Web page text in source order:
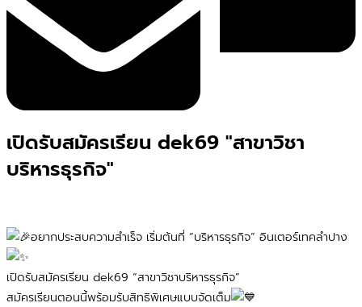
เปิดรับสมัครเรียน dek69 "สาขาวิชา
บริหารธุรกิจ"
อยากประสบความสำเร็จ เริ่มต้นที่ “บริหารธุรกิจ” อินเตอร์เทคลำปาง
เปิดรับสมัครเรียน dek69 “สาขาวิชาบริหารธุรกิจ”
สมัครเรียนตอนนี้พร้อมรับสิทธิพิเศษแบบจัดเต็ม